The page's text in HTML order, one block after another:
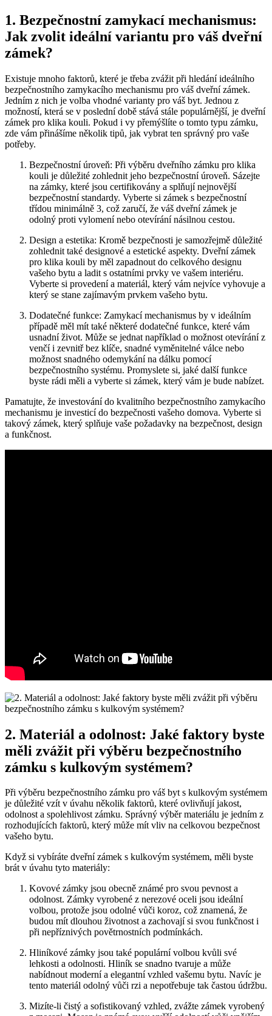
1. Bezpečnostní zamykací mechanismus:
Jak‍ zvolit ideální variantu ‌pro​ váš dveřní
zámek?
Existuje mnoho⁢ faktorů, které ‍je třeba⁣ zvážit při hledání ⁢ideálního
bezpečnostního zamykacího mechanismu pro váš dveřní⁤ zámek.
Jedním z nich je​ volba vhodné varianty ‌pro ‌váš byt. Jednou z
možností, která⁤ se v poslední⁣ době stává⁤ stále populárnější,⁢ je dveřní
zámek pro klika kouli. Pokud i vy přemýšlíte ⁣o tomto typu zámku,
zde vám přinášíme několik tipů, jak vybrat ten správný pro⁢ vaše
⁢potřeby.
Bezpečnostní⁢ úroveň: Při výběru dveřního zámku pro klika
kouli je důležité zohlednit jeho bezpečnostní úroveň. ⁣Sázejte
na​ zámky, ‌které jsou certifikovány a splňují nejnovější
bezpečnostní‍ standardy. Vyberte si zámek s bezpečnostní
‍třídou minimálně 3, což zaručí, že váš dveřní zámek je
odolný proti vylomení nebo otevírání ⁤násilnou cestou.
Design a estetika: ⁤Kromě bezpečnosti je samozřejmě důležité
zohlednit také designové ‌a estetické ‌aspekty. Dveřní zámek
pro ‍klika ​kouli by ‌měl zapadnout ‌do celkového designu
vašeho bytu⁢ a ladit ‍s ostatními prvky ve vašem interiéru.
Vyberte si provedení a materiál, který vám nejvíce vyhovuje‌ a
‍který se stane zajímavým prvkem​ vašeho bytu.
Dodatečné funkce: Zamykací ⁣mechanismus by v ideálním
případě ⁢měl ⁣mít také⁤ některé‍ dodatečné ⁤funkce, ‍které vám
usnadní⁤ život. Může se jednat například o ⁤možnost otevírání ⁢z
venčí i zevnitř ⁣bez klíče,⁣ snadné vyměnitelné ‌válce nebo
možnost snadného odemykání na dálku pomocí
bezpečnostního systému. ⁤Promyslete ​si, jaké další funkce
byste rádi měli a vyberte si zámek, který vám je bude nabízet.
Pamatujte, že​ investování do⁢ kvalitního bezpečnostního ‌zamykacího
mechanismu je investicí do bezpečnosti vašeho domova. Vyberte si
takový zámek, který splňuje vaše požadavky⁣ na bezpečnost, design
⁢a funkčnost.
2. Materiál a odolnost: ‌Jaké faktory byste
‍měli zvážit při výběru bezpečnostního
⁣zámku s ⁤kulkovým systémem?
Při výběru​ bezpečnostního zámku‍ pro váš⁣ byt s ​kulkovým systémem
je důležité vzít v úvahu několik faktorů, které ovlivňují jakost,
odolnost a spolehlivost zámku. Správný‌ výběr materiálu je ​jedním z
rozhodujících faktorů, který může mít vliv na celkovou ​bezpečnost
‌vašeho bytu.
Když si vybíráte ⁣dveřní zámek s kulkovým systémem, měli byste
brát v úvahu⁢ tyto ⁢materiály:
Kovové zámky jsou obecně známé pro svou‌ pevnost a
odolnost. Zámky vyrobené z nerezové oceli jsou ⁢ideální
volbou, protože jsou odolné vůči​ koroz, což znamená, že
budou mít ⁣dlouhou životnost a‌ zachovají ‌si svou funkčnost i
při nepříznivých povětrnostních podmínkách.
Hliníkové zámky⁢ jsou také ⁣populární⁢ volbou kvůli své
lehkosti a‌ odolnosti. Hliník ‌se snadno tvaruje a může
nabídnout moderní‍ a elegantní vzhled ‌vašemu bytu. Navíc‍ je⁤
tento materiál⁢ odolný vůči rzi a nepotřebuje ⁣tak častou ⁤údržbu.
Mizíte-li čistý a sofistikovaný⁣ vzhled, ⁣zvážte zámek vyrobený